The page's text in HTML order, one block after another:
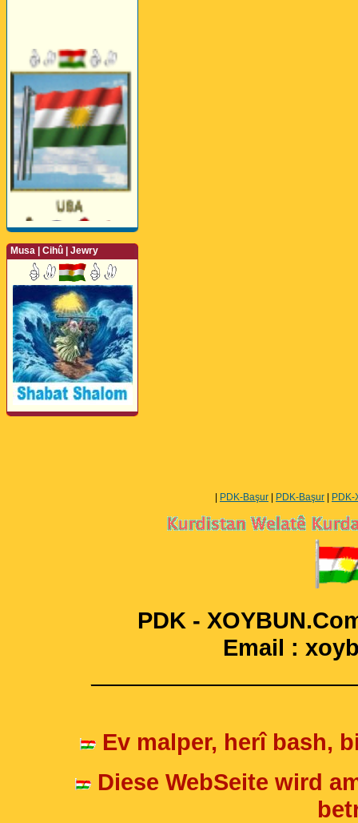
Musa | Cihû | Jewry
PDK-Başur PDK-Başur
PDK -
Email :
Ev malper, herî bash,
Diese WebSeite wird